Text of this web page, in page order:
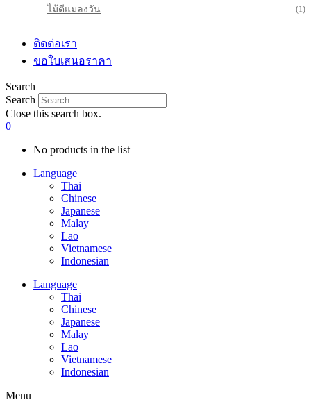
ไม้ตีแมลงวัน (1)
ติดต่อเรา
ขอใบเสนอราคา
Search
Search
Close this search box.
0
No products in the list
Language
Thai
Chinese
Japanese
Malay
Lao
Vietnamese
Indonesian
Language
Thai
Chinese
Japanese
Malay
Lao
Vietnamese
Indonesian
Menu